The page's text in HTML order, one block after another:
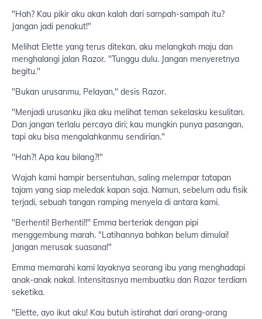
"Hah? Kau pikir aku akan kalah dari sampah-sampah itu?
Jangan jadi penakut!"
Melihat Elette yang terus ditekan, aku melangkah maju dan
menghalangi jalan Razor. "Tunggu dulu. Jangan menyeretnya
begitu."
"Bukan urusanmu, Pelayan," desis Razor.
"Menjadi urusanku jika aku melihat teman sekelasku kesulitan.
Dan jangan terlalu percaya diri; kau mungkin punya pasangan,
tapi aku bisa mengalahkanmu sendirian."
"Hah?! Apa kau bilang?!"
Wajah kami hampir bersentuhan, saling melempar tatapan
tajam yang siap meledak kapan saja. Namun, sebelum adu fisik
terjadi, sebuah tangan ramping menyela di antara kami.
"Berhenti! Berhenti!!" Emma berteriak dengan pipi
menggembung marah. "Latihannya bahkan belum dimulai!
Jangan merusak suasana!"
Emma memarahi kami layaknya seorang ibu yang menghadapi
anak-anak nakal. Intensitasnya membuatku dan Razor terdiam
seketika.
"Elette, ayo ikut aku! Kau butuh istirahat dari orang-orang